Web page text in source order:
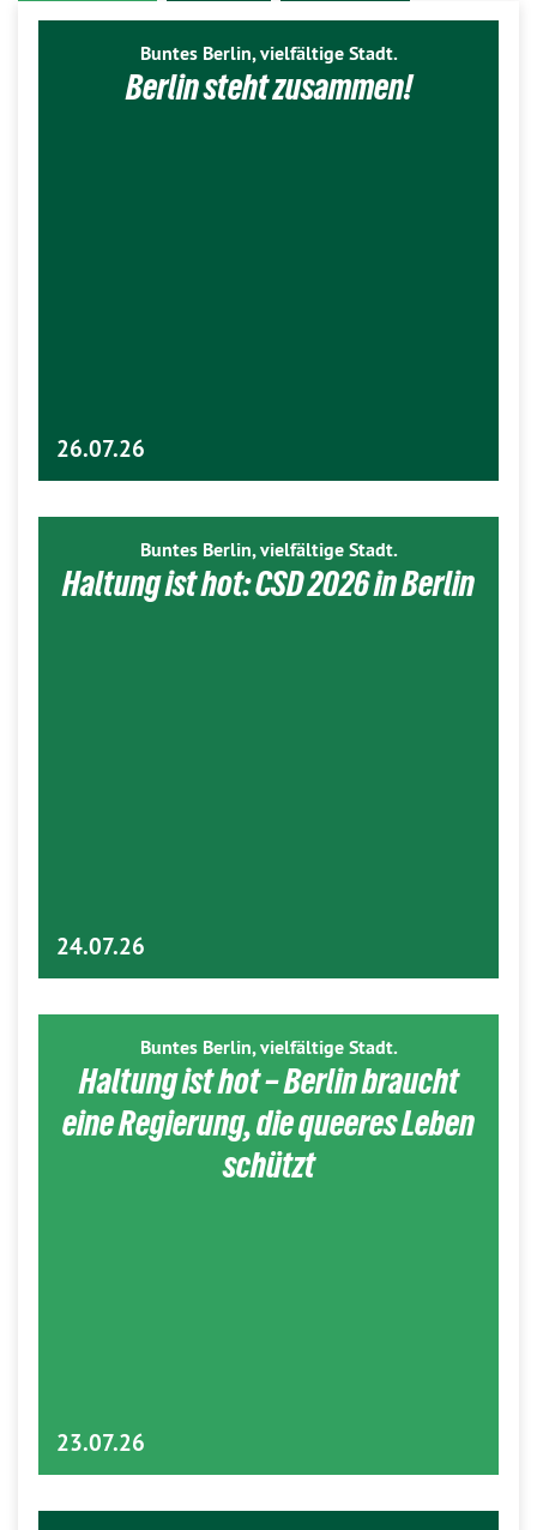
Buntes Berlin, vielfältige Stadt.
Berlin steht zusammen!
26.07.26
Buntes Berlin, vielfältige Stadt.
Haltung ist hot: CSD 2026 in Berlin
24.07.26
Buntes Berlin, vielfältige Stadt.
Haltung ist hot – Berlin braucht
eine Regierung, die queeres Leben
schützt
23.07.26